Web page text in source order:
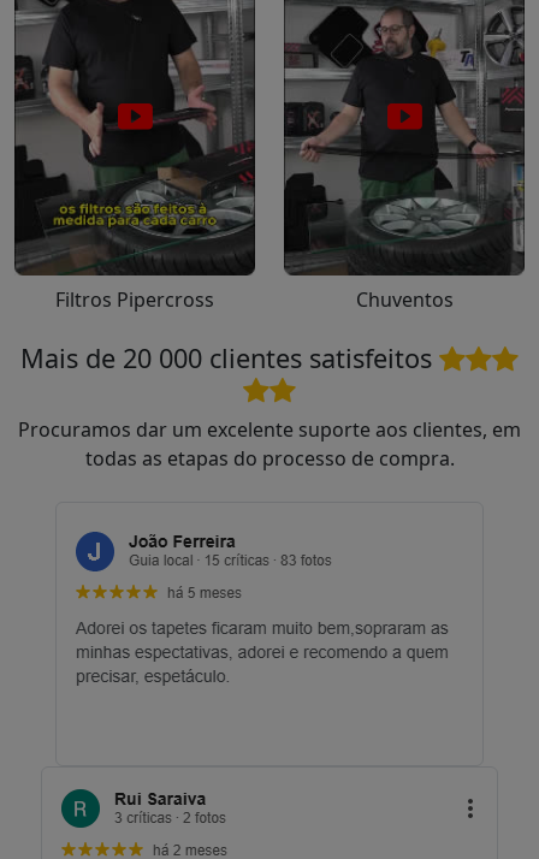
Filtros Pipercross Chuventos
Mais de 20 000 clientes satisfeitos
Procuramos dar um excelente suporte aos clientes, em
todas as etapas do processo de compra.